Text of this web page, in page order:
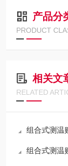
产品分
PRODUCT
相关文
RELATED
组合式测温
组合式测温